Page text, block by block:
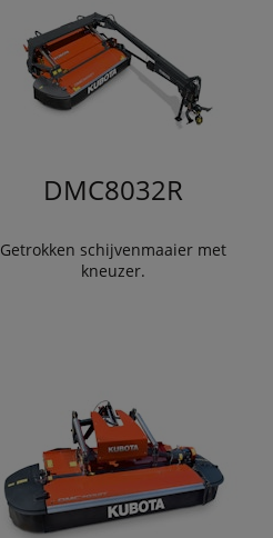
DMC8032R
Getrokken schijvenmaaier met
kneuzer.